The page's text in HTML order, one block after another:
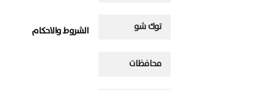
توك شو
محافظات
الشروط والاحكام